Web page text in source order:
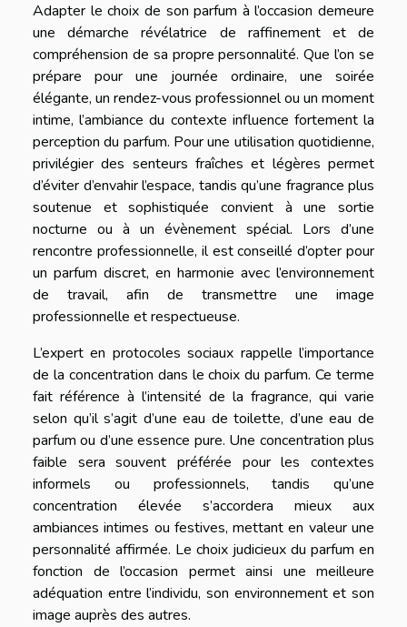
Adapter le choix de son parfum à l’occasion demeure
une démarche révélatrice de raffinement et de
compréhension de sa propre personnalité. Que l’on se
prépare pour une journée ordinaire, une soirée
élégante, un rendez-vous professionnel ou un moment
intime, l’ambiance du contexte influence fortement la
perception du parfum. Pour une utilisation quotidienne,
privilégier des senteurs fraîches et légères permet
d’éviter d’envahir l’espace, tandis qu’une fragrance plus
soutenue et sophistiquée convient à une sortie
nocturne ou à un évènement spécial. Lors d’une
rencontre professionnelle, il est conseillé d’opter pour
un parfum discret, en harmonie avec l’environnement
de travail, afin de transmettre une image
professionnelle et respectueuse.
L’expert en protocoles sociaux rappelle l’importance
de la concentration dans le choix du parfum. Ce terme
fait référence à l’intensité de la fragrance, qui varie
selon qu’il s’agit d’une eau de toilette, d’une eau de
parfum ou d’une essence pure. Une concentration plus
faible sera souvent préférée pour les contextes
informels ou professionnels, tandis qu’une
concentration élevée s’accordera mieux aux
ambiances intimes ou festives, mettant en valeur une
personnalité affirmée. Le choix judicieux du parfum en
fonction de l’occasion permet ainsi une meilleure
adéquation entre l’individu, son environnement et son
image auprès des autres.